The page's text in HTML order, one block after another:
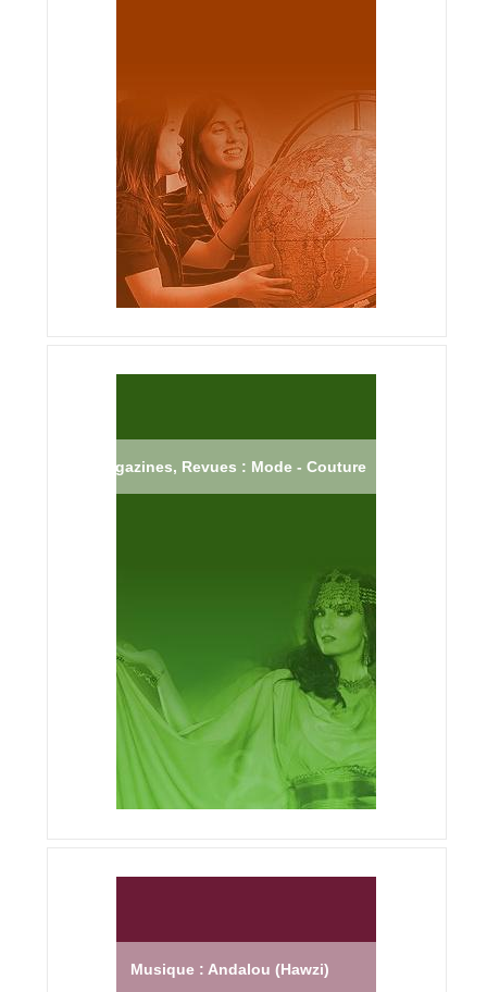
Magazines, Revues : Mode - Couture
Musique : Andalou (Hawzi)